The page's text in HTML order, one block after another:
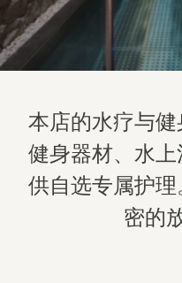
高级景观套房
景观套房
健身与水
餐厅
本店的水疗与
健身器材、水
供自选专属护
密的